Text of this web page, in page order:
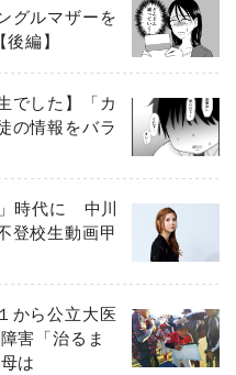
グルマザーを
編】
でした】「カ
の情報をバラ
時代に 中川
登校生動画甲
から公立大医
害「治るま
は